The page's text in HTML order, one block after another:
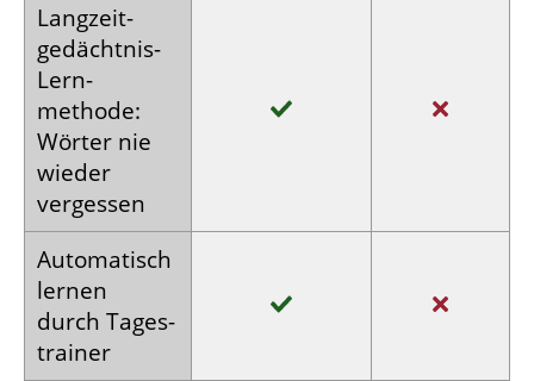
Langzeit­
gedächtnis-
Lern­
methode:
Wörter nie
wieder
vergessen
Auto­matisch
lernen
durch Tages­
trainer